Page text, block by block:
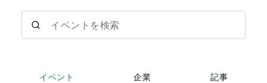
イベント 企業 記事